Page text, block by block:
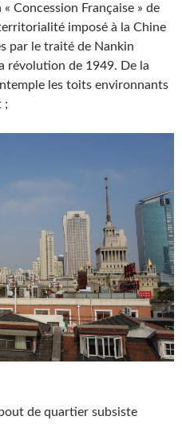
Concession Française » de
imposé à la Chine
par le traité de Nankin
révolution de 1949. De la
les toits environnants
;
de quartier subsiste